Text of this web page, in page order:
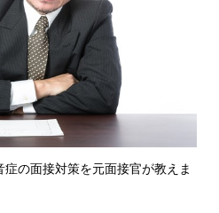
の面接対策を元面接官が教えま